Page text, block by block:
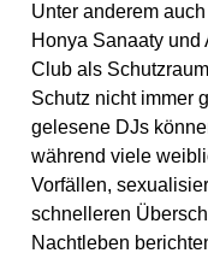
Unter anderem
Honya Sanaaty
Club als
Schutz nicht immer
gelesene DJs
während viele
Vorfällen,
schnelleren
Nachtleben